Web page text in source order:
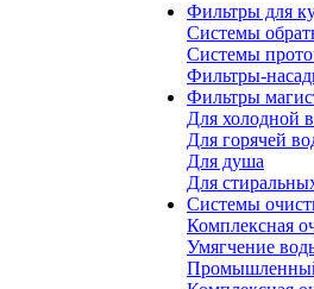
Фильтры для
Системы
Системы
Фильтры-
Фильтры
Для холодной
Для горячей
Для душа
Для
Системы
Комплексная
Умягчение